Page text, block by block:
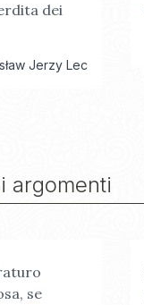
dei
Jerzy Lec
argomenti
se